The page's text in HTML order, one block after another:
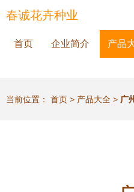
春诚花卉种业
首页 企业简介 产品
当前位置： 首页 > 产品大全 > 广